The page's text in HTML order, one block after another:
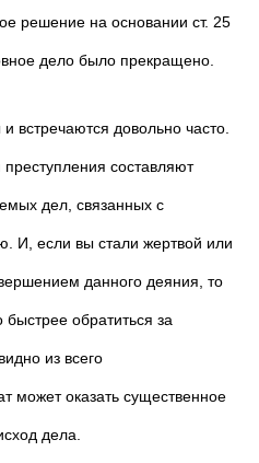
решение на основании ст. 25
дело было прекращено.
встречаются довольно часто.
составляют
дел, связанных с
И, если вы стали жертвой или
данного деяния, то
обратиться за
из всего
может оказать существенное
дела.